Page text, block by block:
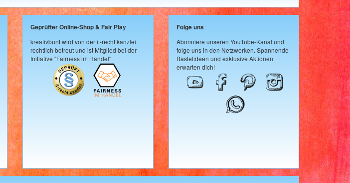
Geprüfter Online-Shop & Fair Play
kreativbunt wird von der it-recht kanzlei
rechtlich betreut und ist Mitglied bei der
Initiative "Fairness im Handel".
Folge uns
Abonniere unseren YouTube-Kanal und
folge uns in den Netzwerken. Spannende
Bastelideen und exklusive Aktionen
erwarten dich!